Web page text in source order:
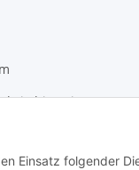
Einsatz folgender